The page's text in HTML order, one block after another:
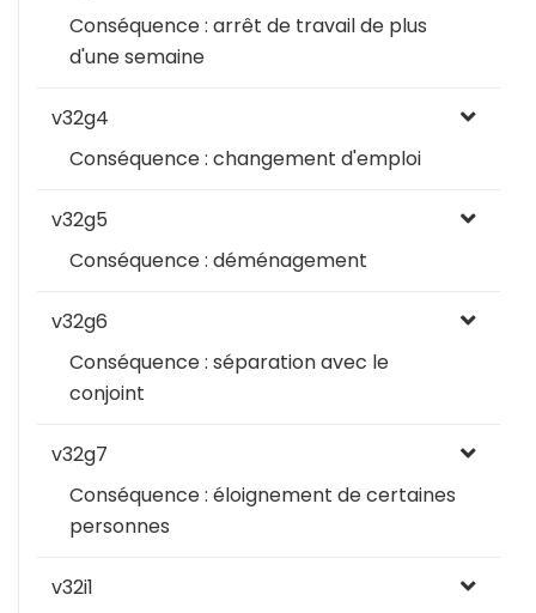
Conséquence : arrêt de travail de plus
d'une semaine
v32g4
Conséquence : changement d'emploi
v32g5
Conséquence : déménagement
v32g6
Conséquence : séparation avec le
conjoint
v32g7
Conséquence : éloignement de certaines
personnes
v32i1